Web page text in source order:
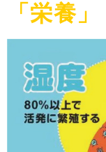
「栄養」